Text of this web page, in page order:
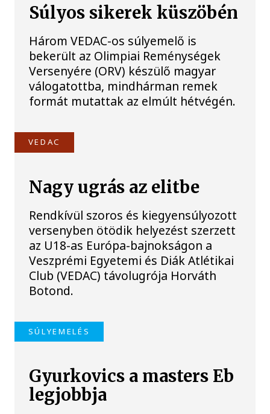
Súlyos sikerek küszöbén
Három VEDAC-os súlyemelő is
bekerült az Olimpiai Reménységek
Versenyére (ORV) készülő magyar
válogatottba, mindhárman remek
formát mutattak az elmúlt hétvégén.
VEDAC
Nagy ugrás az elitbe
Rendkívül szoros és kiegyensúlyozott
versenyben ötödik helyezést szerzett
az U18-as Európa-bajnokságon a
Veszprémi Egyetemi és Diák Atlétikai
Club (VEDAC) távolugrója Horváth
Botond.
SÚLYEMELÉS
Gyurkovics a masters Eb
legjobbja